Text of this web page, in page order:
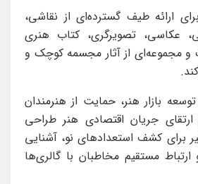
ارائه طیف گسترده‌ای از نقاشی،
عکاسی، تصویرگری، کتاب هنری
و مجموعه‌ای از آثار مجسمه‌ کوچک و
بازار هنر، حمایت از هنرمندان
جریان اقتصادی هنر طراحی
برای کشف استعدادهای نو، آشنایی
ارتباط مستقیم مخاطبان با گالری‌ها